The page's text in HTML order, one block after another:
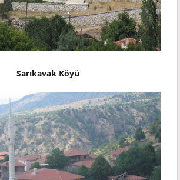
Sarıkavak Köyü